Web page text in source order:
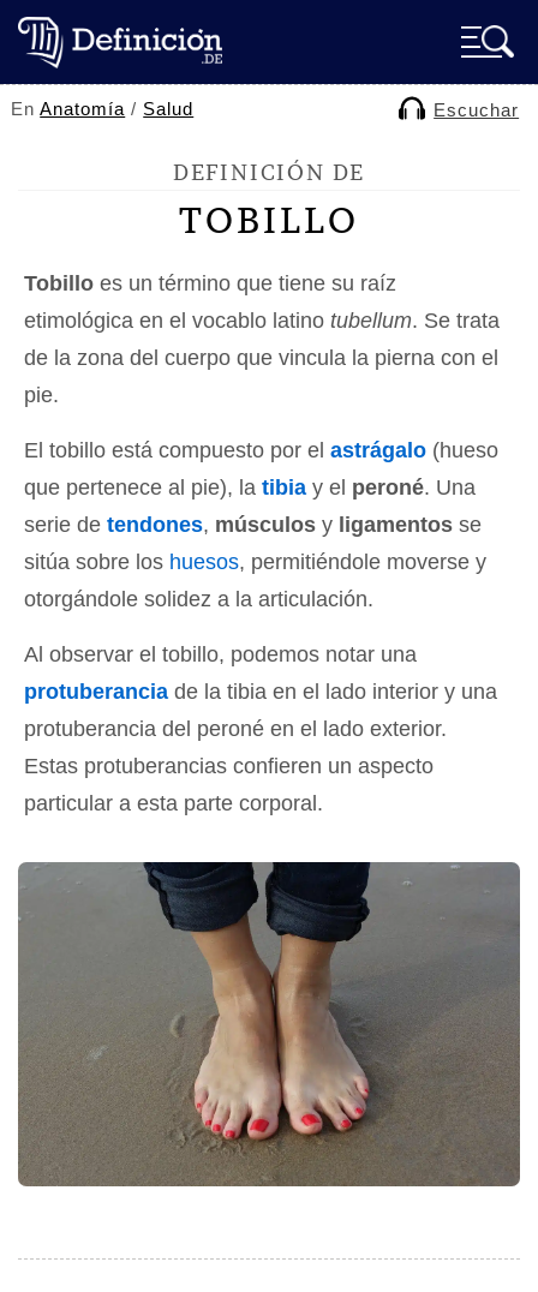
EnAnatomía / Salud Escuchar
DEFINICIÓN DE
TOBILLO
Tobillo es un término que tiene su raíz
etimológica en el vocablo latino tubellum. Se trata
de la zona del cuerpo que vincula la pierna con el
pie.
El tobillo está compuesto por el astrágalo (hueso
que pertenece al pie), la tibia y el peroné. Una
serie de tendones, músculos y ligamentos se
sitúa sobre los huesos, permitiéndole moverse y
otorgándole solidez a la articulación.
Al observar el tobillo, podemos notar una
protuberancia de la tibia en el lado interior y una
protuberancia del peroné en el lado exterior.
Estas protuberancias confieren un aspecto
particular a esta parte corporal.